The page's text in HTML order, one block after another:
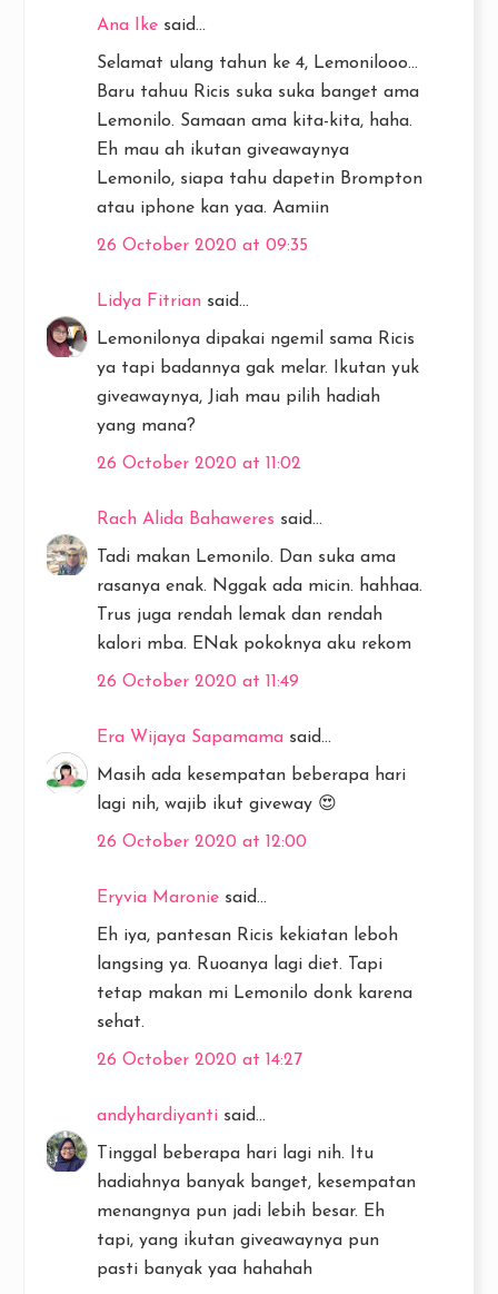
Ana Ike said...
Selamat ulang tahun ke 4, Lemonilooo...
Baru tahuu Ricis suka suka banget ama
Lemonilo. Samaan ama kita-kita, haha.
Eh mau ah ikutan giveawaynya
Lemonilo, siapa tahu dapetin Brompton
atau iphone kan yaa. Aamiin
26 October 2020 at 09:35
Lidya Fitrian said...
Lemonilonya dipakai ngemil sama Ricis
ya tapi badannya gak melar. Ikutan yuk
giveawaynya, Jiah mau pilih hadiah
yang mana?
26 October 2020 at 11:02
Rach Alida Bahaweres said...
Tadi makan Lemonilo. Dan suka ama
rasanya enak. Nggak ada micin. hahhaa.
Trus juga rendah lemak dan rendah
kalori mba. ENak pokoknya aku rekom
26 October 2020 at 11:49
Era Wijaya Sapamama said...
Masih ada kesempatan beberapa hari
lagi nih, wajib ikut giveway 😍
26 October 2020 at 12:00
Eryvia Maronie said...
Eh iya, pantesan Ricis kekiatan leboh
langsing ya. Ruoanya lagi diet. Tapi
tetap makan mi Lemonilo donk karena
sehat.
26 October 2020 at 14:27
andyhardiyanti said...
Tinggal beberapa hari lagi nih. Itu
hadiahnya banyak banget, kesempatan
menangnya pun jadi lebih besar. Eh
tapi, yang ikutan giveawaynya pun
pasti banyak yaa hahahah